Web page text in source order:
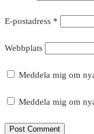
E-postadress *
Webbplats
Meddela mig om
Meddela mig om